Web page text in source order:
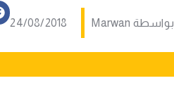
بواسطة 24/08/2018